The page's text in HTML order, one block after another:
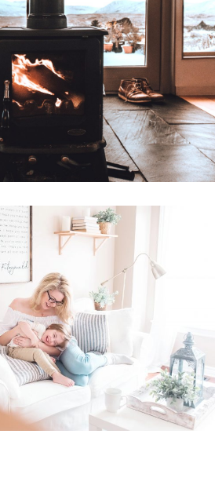
domestici
sono riqualificabili in breve
una vita migliore alle persone
noi la casa, dobbiamo garantire
di primissima qualità ed
dell’intero appartamento. La
di trattamento acqua, i
sono solo alcune delle infinite
meglio la quotidianità.